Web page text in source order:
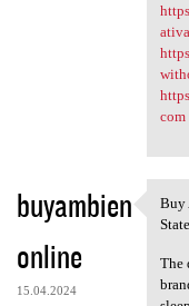
com
buyambien
online
15.04.2024
Buy
Buy
The